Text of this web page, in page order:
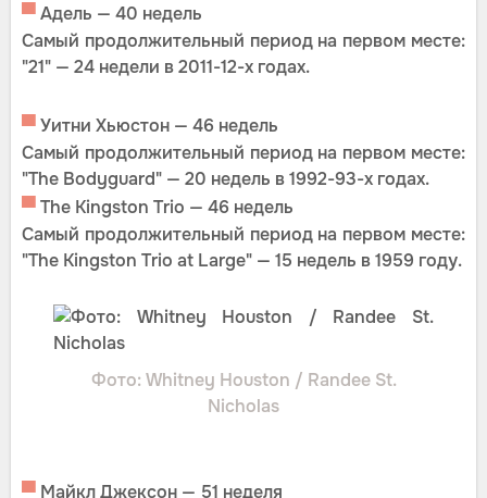
▀Адель — 40 недель
Самый продолжительный период на первом месте:
"21" — 24 недели в 2011-12-х годах.
▀Уитни Хьюстон — 46 недель
Самый продолжительный период на первом месте:
"The Bodyguard" — 20 недель в 1992-93-х годах.
▀The Kingston Trio — 46 недель
Самый продолжительный период на первом месте:
"The Kingston Trio at Large" — 15 недель в 1959 году.
Фото: Whitney Houston / Randee St.
Nicholas
▀ Майкл Джексон — 51 неделя